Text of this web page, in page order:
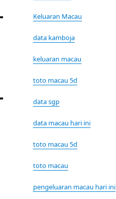
Keluaran Macau
data kamboja
keluaran macau
toto macau 5d
data sgp
data macau hari ini
toto macau 5d
toto macau
pengeluaran macau hari ini